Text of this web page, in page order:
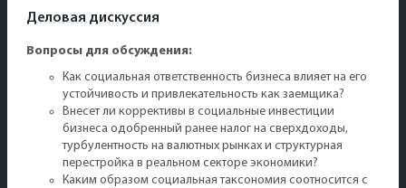
Деловая дискуссия
Вопросы для обсуждения:
Как социальная ответственность бизнеса влияет на его
устойчивость и привлекательность как заемщика?
Внесет ли коррективы в социальные инвестиции
бизнеса одобренный ранее налог на сверхдоходы,
турбулентность на валютных рынках и структурная
перестройка в реальном секторе экономики?
Каким образом социальная таксономия соотносится с